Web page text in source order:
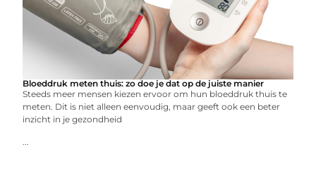
Bloeddruk meten thuis: zo doe je dat op de juiste manier
Steeds meer mensen kiezen ervoor om hun bloeddruk thuis te
meten. Dit is niet alleen eenvoudig, maar geeft ook een beter
inzicht in je gezondheid
...